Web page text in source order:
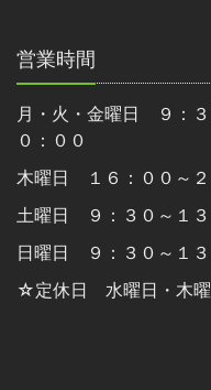
営業時間
月・火・金曜日 ９：３
０：００
木曜日 １６：００～２
土曜日 ９：３０～１３
日曜日 ９：３０～１３
☆定休日 水曜日・木曜